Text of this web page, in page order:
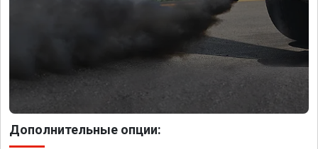
Дополнительные опции: